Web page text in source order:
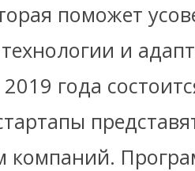
поможет
и
года
компаний.